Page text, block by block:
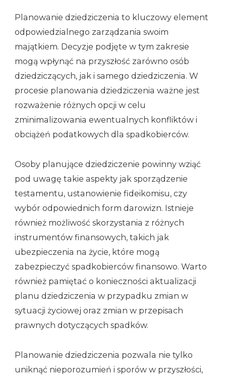
Planowanie dziedziczenia to kluczowy element
odpowiedzialnego zarządzania swoim
majątkiem. Decyzje podjęte w tym zakresie
mogą wpłynąć na przyszłość zarówno osób
dziedziczących, jak i samego dziedziczenia. W
procesie planowania dziedziczenia ważne jest
rozważenie różnych opcji w celu
zminimalizowania ewentualnych konfliktów i
obciążeń podatkowych dla spadkobierców.
Osoby planujące dziedziczenie powinny wziąć
pod uwagę takie aspekty jak sporządzenie
testamentu, ustanowienie fideikomisu, czy
wybór odpowiednich form darowizn. Istnieje
również możliwość skorzystania z różnych
instrumentów finansowych, takich jak
ubezpieczenia na życie, które mogą
zabezpieczyć spadkobierców finansowo. Warto
również pamiętać o konieczności aktualizacji
planu dziedziczenia w przypadku zmian w
sytuacji życiowej oraz zmian w przepisach
prawnych dotyczących spadków.
Planowanie dziedziczenia pozwala nie tylko
uniknąć nieporozumień i sporów w przyszłości,